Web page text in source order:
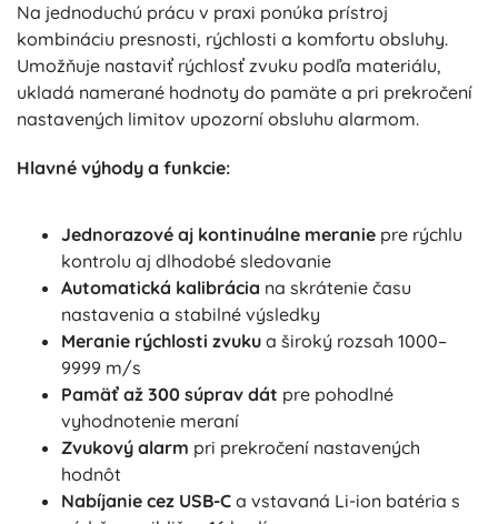
Na jednoduchú prácu v praxi ponúka prístroj
kombináciu presnosti, rýchlosti a komfortu obsluhy.
Umožňuje nastaviť rýchlosť zvuku podľa materiálu,
ukladá namerané hodnoty do pamäte a pri prekročení
nastavených limitov upozorní obsluhu alarmom.
Hlavné výhody a funkcie:
Jednorazové aj kontinuálne meranie pre rýchlu
kontrolu aj dlhodobé sledovanie
Automatická kalibrácia na skrátenie času
nastavenia a stabilné výsledky
Meranie rýchlosti zvuku a široký rozsah 1000–
9999 m/s
Pamäť až 300 súprav dát pre pohodlné
vyhodnotenie meraní
Zvukový alarm pri prekročení nastavených
hodnôt
Nabíjanie cez USB-C a vstavaná Li-ion batéria s